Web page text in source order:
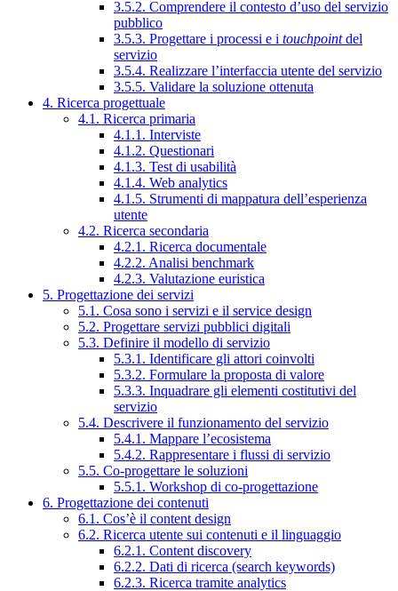
3.5.2. Comprendere il contesto d’uso del servizio
pubblico
3.5.3. Progettare i processi e i touchpointdel
servizio
3.5.4. Realizzare l’interfaccia utente del servizio
3.5.5. Validare la soluzione ottenuta
4. Ricerca progettuale
4.1. Ricerca primaria
4.1.1. Interviste
4.1.2. Questionari
4.1.3. Test di usabilità
4.1.4. Web analytics
4.1.5. Strumenti di mappatura dell’esperienza
utente
4.2. Ricerca secondaria
4.2.1. Ricerca documentale
4.2.2. Analisi benchmark
4.2.3. Valutazione euristica
5. Progettazione dei servizi
5.1. Cosa sono i servizi e il service design
5.2. Progettare servizi pubblici digitali
5.3. Definire il modello di servizio
5.3.1. Identificare gli attori coinvolti
5.3.2. Formulare la proposta di valore
5.3.3. Inquadrare gli elementi costitutivi del
servizio
5.4. Descrivere il funzionamento del servizio
5.4.1. Mappare l’ecosistema
5.4.2. Rappresentare i flussi di servizio
5.5. Co-progettare le soluzioni
5.5.1. Workshop di co-progettazione
6. Progettazione dei contenuti
6.1. Cos’è il content design
6.2. Ricerca utente sui contenuti e il linguaggio
6.2.1. Content discovery
6.2.2. Dati di ricerca (search keywords)
6.2.3. Ricerca tramite analytics